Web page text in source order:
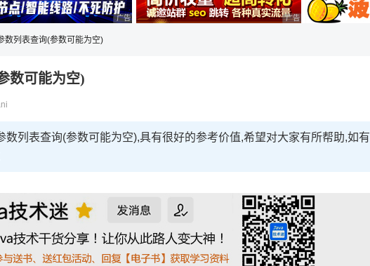
理性选择 广告 商业广告，理性选择 广告 商业广告，理性选择
数列表查询(参数可能为空)
数可能为空)
列表查询(参数可能为空),具有很好的参考价值,希望对大家有所帮助,如有